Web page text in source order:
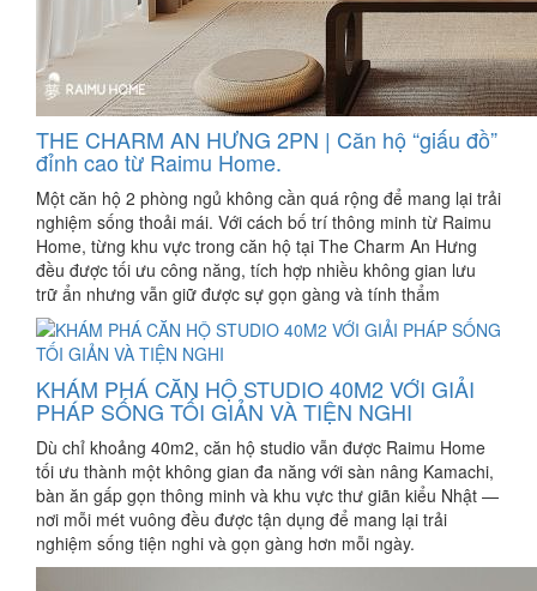
THE CHARM AN HƯNG 2PN | Căn hộ “giấu đồ”
đỉnh cao từ Raimu Home.
Một căn hộ 2 phòng ngủ không cần quá rộng để mang lại trải
nghiệm sống thoải mái. Với cách bố trí thông minh từ Raimu
Home, từng khu vực trong căn hộ tại The Charm An Hưng
đều được tối ưu công năng, tích hợp nhiều không gian lưu
trữ ẩn nhưng vẫn giữ được sự gọn gàng và tính thẩm
KHÁM PHÁ CĂN HỘ STUDIO 40M2 VỚI GIẢI
PHÁP SỐNG TỐI GIẢN VÀ TIỆN NGHI
Dù chỉ khoảng 40m2, căn hộ studio vẫn được Raimu Home
tối ưu thành một không gian đa năng với sàn nâng Kamachi,
bàn ăn gấp gọn thông minh và khu vực thư giãn kiểu Nhật —
nơi mỗi mét vuông đều được tận dụng để mang lại trải
nghiệm sống tiện nghi và gọn gàng hơn mỗi ngày.